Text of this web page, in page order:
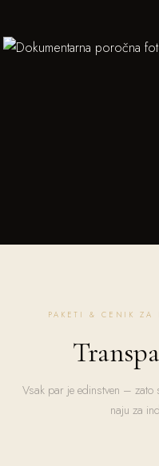
PAKETI & CENIK ZA
Vsak par je edinstven – zato
naju za